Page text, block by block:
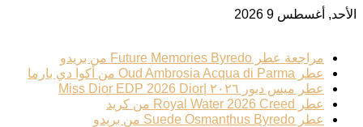
الأحد, أغسطس 9 2026
مراجعة عطر Future Memories Byredo من بريدو
عطر Oud Ambrosia Acqua di Parma من أكوا دي بارما
عطر ميس ديور ٢٠٢٦ |Miss Dior EDP 2026 Dior
عطر Royal Water 2026 Creed من كريد
عطر Suede Osmanthus Byredo من بريدو